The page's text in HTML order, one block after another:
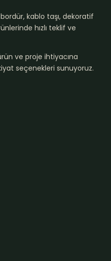
kablo taşı, dekoratif
hızlı teklif ve
ve proje ihtiyacına
seçenekleri sunuyoruz.